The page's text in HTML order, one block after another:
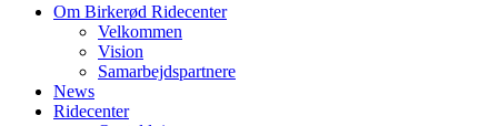
Om Birkerød Ridecenter
Velkommen
Vision
Samarbejdspartnere
News
Ridecenter